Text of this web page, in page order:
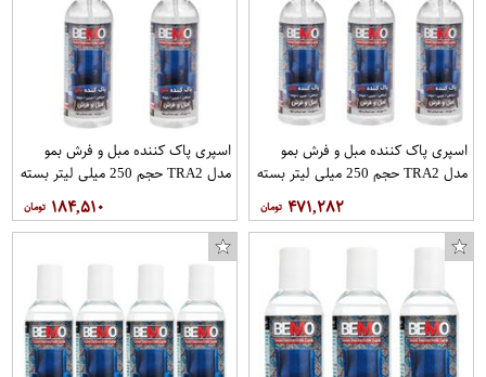
اسپری پاک کننده مبل و فرش بمو
مدل TRA2 حجم 250 میلی لیتر بسته
۴۷۱,۲۸۲
اسپری پاک کننده مبل و فرش بمو
مدل TRA2 حجم 250 میلی لیتر بسته
۱۸۴,۵۱۰